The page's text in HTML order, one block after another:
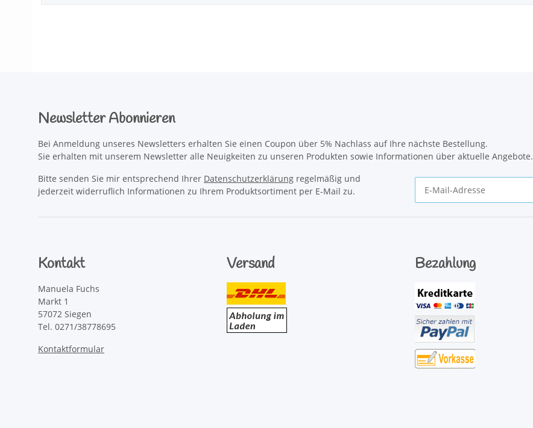
Newsletter Abonnieren
Bei Anmeldung unseres Newsletters erhalten Sie einen Coupon über 5% Nachlass auf Ihre nächste Bestellung.
Sie erhalten mit unserem Newsletter alle Neuigkeiten zu unseren Produkten sowie Informationen über aktuelle Angebote.
Bitte senden Sie mir entsprechend Ihrer Datenschutzerklärung regelmäßig und
jederzeit widerruflich Informationen zu Ihrem Produktsortiment per E-Mail zu.
Kontakt
Manuela Fuchs
Markt 1
57072 Siegen
Tel. 0271/38778695
Kontaktformular
Versand Bezahlung